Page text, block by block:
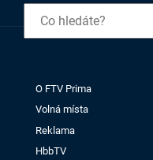
O FTV Prima
Volná místa
Reklama
HbbTV